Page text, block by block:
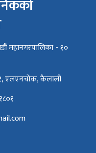
महानगरपालिका - १०
एलएनचोक, कैलाली